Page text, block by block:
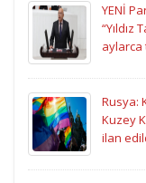
YENİ
“Yıldız
aylarca
Rusya:
Kuzey
ilan